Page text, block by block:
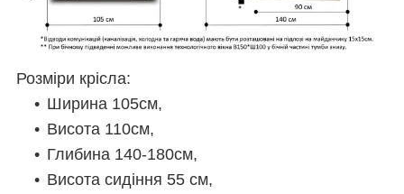
Розміри крісла:
Ширина 105см,
Висота 110см,
Глибина 140-180см,
Висота сидіння 55 см,